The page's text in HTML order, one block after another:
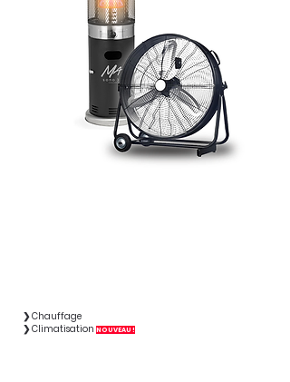
❯ Chauffage​
❯ Climatisation​​ ㅤNOUVEAU !ㅤ